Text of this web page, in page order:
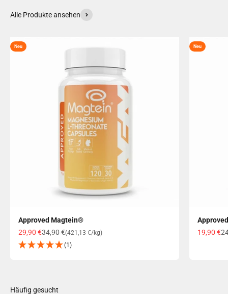
Alle Produkte ansehen
Neu
Approved Magtein®
Angebot
29,90 €Regulärer Preis
34,90 €(421,13 €/kg)
(1)
Neu
Angebot
19,90 €
Häufig gesucht